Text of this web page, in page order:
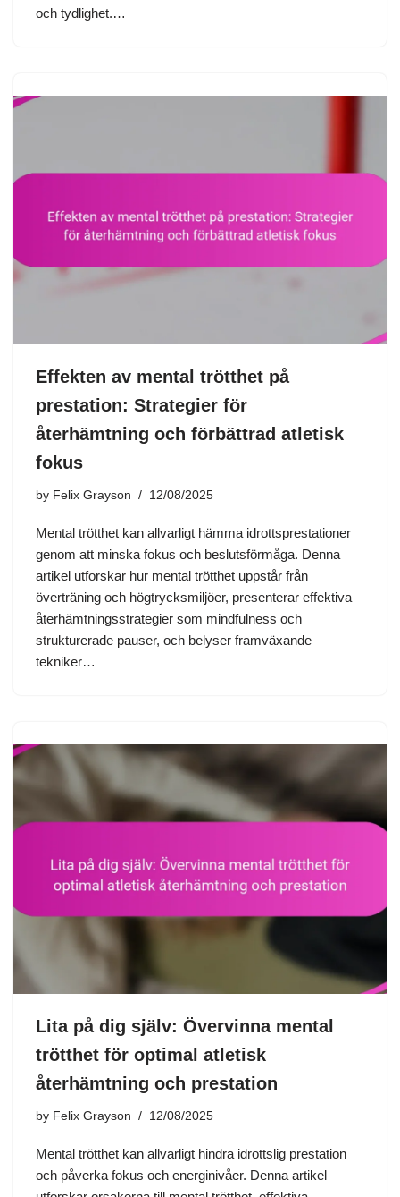
och tydlighet.…
Effekten av mental trötthet på
prestation: Strategier för
återhämtning och förbättrad atletisk
fokus
by Felix Grayson 12/08/2025
Mental trötthet kan allvarligt hämma idrottsprestationer
genom att minska fokus och beslutsförmåga. Denna
artikel utforskar hur mental trötthet uppstår från
överträning och högtrycksmiljöer, presenterar effektiva
återhämtningsstrategier som mindfulness och
strukturerade pauser, och belyser framväxande
tekniker…
Lita på dig själv: Övervinna mental
trötthet för optimal atletisk
återhämtning och prestation
by Felix Grayson 12/08/2025
Mental trötthet kan allvarligt hindra idrottslig prestation
och påverka fokus och energinivåer. Denna artikel